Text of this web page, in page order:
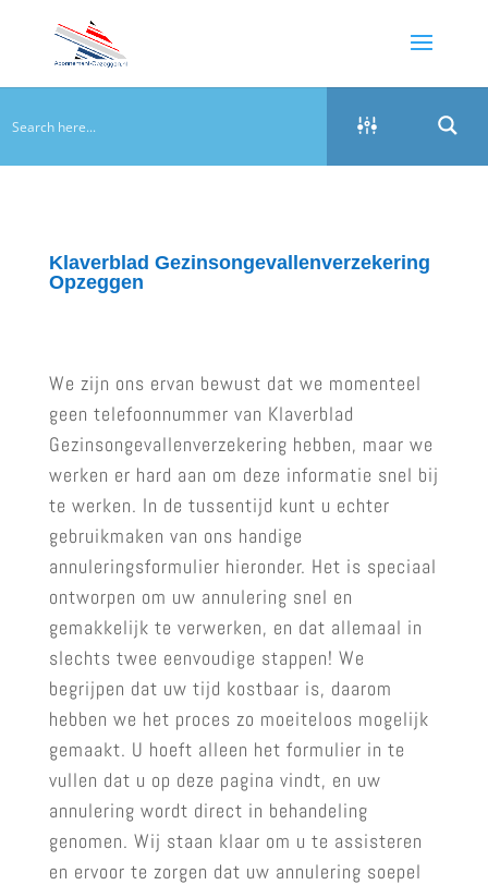
Klaverblad Gezinsongevallenverzekering
Opzeggen
We zijn ons ervan bewust dat we momenteel
geen telefoonnummer van Klaverblad
Gezinsongevallenverzekering hebben, maar we
werken er hard aan om deze informatie snel bij
te werken. In de tussentijd kunt u echter
gebruikmaken van ons handige
annuleringsformulier hieronder. Het is speciaal
ontworpen om uw annulering snel en
gemakkelijk te verwerken, en dat allemaal in
slechts twee eenvoudige stappen! We
begrijpen dat uw tijd kostbaar is, daarom
hebben we het proces zo moeiteloos mogelijk
gemaakt. U hoeft alleen het formulier in te
vullen dat u op deze pagina vindt, en uw
annulering wordt direct in behandeling
genomen. Wij staan klaar om u te assisteren
en ervoor te zorgen dat uw annulering soepel